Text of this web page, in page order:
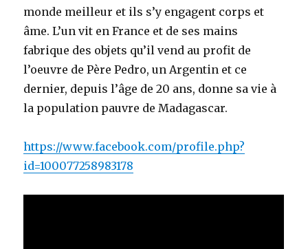
monde meilleur et ils s’y engagent corps et
âme. L’un vit en France et de ses mains
fabrique des objets qu’il vend au profit de
l’oeuvre de Père Pedro, un Argentin et ce
dernier, depuis l’âge de 20 ans, donne sa vie à
la population pauvre de Madagascar.
https://www.facebook.com/profile.php?
id=100077258983178